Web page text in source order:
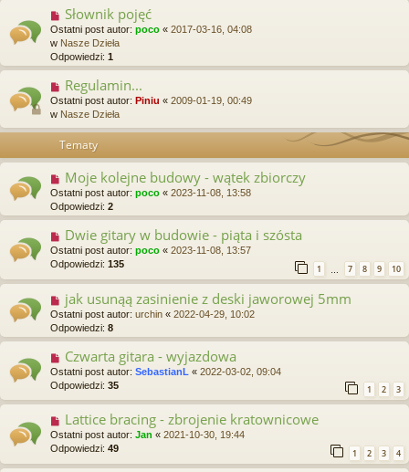
Słownik pojęć
Ostatni post autor: poco « 2017-03-16, 04:08
w Nasze Dzieła
Odpowiedzi: 1
Regulamin...
Ostatni post autor: Piniu « 2009-01-19, 00:49
w Nasze Dzieła
Tematy
Moje kolejne budowy - wątek zbiorczy
Ostatni post autor: poco « 2023-11-08, 13:58
Odpowiedzi: 2
Dwie gitary w budowie - piąta i szósta
Ostatni post autor: poco « 2023-11-08, 13:57
Odpowiedzi: 135 1 7 8 9 10
jak usunąą zasinienie z deski jaworowej 5mm
Ostatni post autor: urchin « 2022-04-29, 10:02
Odpowiedzi: 8
Czwarta gitara - wyjazdowa
Ostatni post autor: SebastianL « 2022-03-02, 09:04
Odpowiedzi: 35 1 2 3
Lattice bracing - zbrojenie kratownicowe
Ostatni post autor: Jan « 2021-10-30, 19:44
Odpowiedzi: 49 1 2 3 4